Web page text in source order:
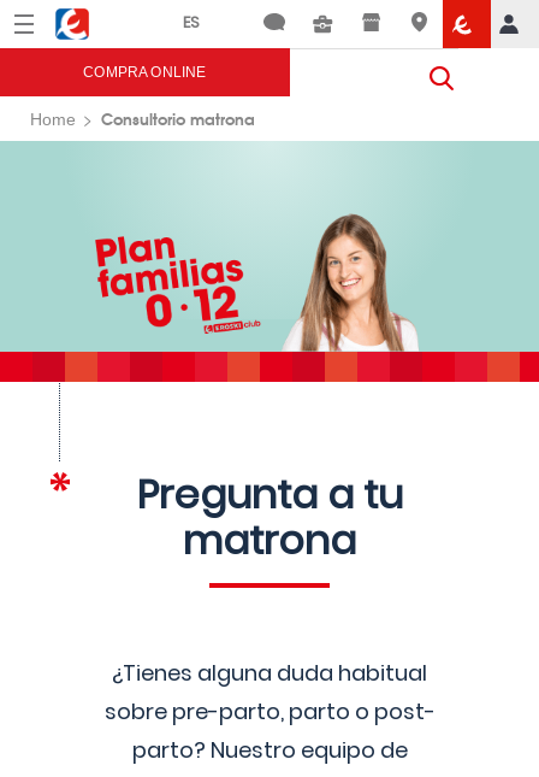
Menú Eroski
COMPRA ONLINE
Home Consultorio matrona
Pregunta a tu
matrona
¿Tienes alguna duda habitual
sobre pre-parto, parto o post-
parto? Nuestro equipo de